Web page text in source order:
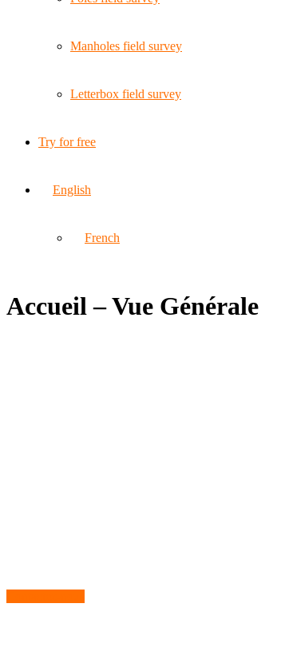
Manholes field survey
Letterbox field survey
Try for free
English
French
Accueil – Vue Générale